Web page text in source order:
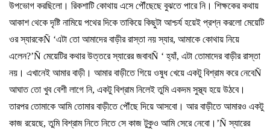
উপভোগ করছিলো। রিকশাটি কোথায় এসে পৌঁছেছে বুঝতে পারে নি। শিক্ষকের কথায়
আকাশ থেকে দৃষ্টি নামিয়ে পথের দিকে তাকিয়ে কিছুটা আশ্চর্য হয়েই প্রশ্ন করলো মেয়েটি
ওর স্যারকেÑ ‘এটা তো আমাদের বাড়ীর রাস্তা নয় স্যার, আমাকে কোথায় নিয়ে
এলেন?’Ñ মেয়েটির কথার উত্তরে স্যারের জবাবÑ ‘হ্যাঁ, এটা তোমাদের বাড়ীর রাস্তা
নয়। এখানেই আমার বাড়ী। আমার বাড়ীতে গিয়ে ওষুধ খেয়ে একটু বিশ্রাম করে নেবেÑ
আঘাত তো খুব বেশী লাগে নি, একটু বিশ্রাম নিলেই তুমি একদম সুস্থ্য হয়ে উঠবে।
তারপর তোমাকে আমি তোমার বাড়ীতে পৌঁছে দিয়ে আসবো। আর বাড়ীতে আমারও একটু
কাজ রয়েছে,তুমি বিশ্রাম নিতে নিতে সে কাজ টুকুও আমি সেরে নেবো। ’Ñস্যারের